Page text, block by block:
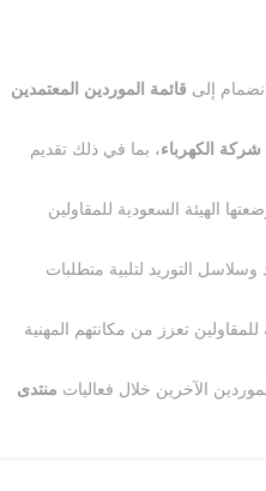
إلى قائمة الموردين المعتمدين
الكهرباء، بما في ذلك تقديم
الهيئة السعودية للمقاولين
التوريد لتلبية متطلبات
تعزز من مكانتهم المهنية
الآخرين خلال فعاليات منتدى